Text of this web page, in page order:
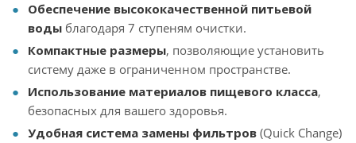
Обеспечение высококачественной питьевой
воды благодаря 7 ступеням очистки.
Компактные размеры, позволяющие установить
систему даже в ограниченном пространстве.
Использование материалов пищевого класса,
безопасных для вашего здоровья.
Удобная система замены фильтров (Quick Change)